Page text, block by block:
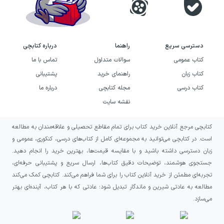
کوتاه ادبی، طنز تلخ، سوررئالیسم و روایت‌هایی با
نگاه اجتماعی علاقه دارید، این کتاب شما را با
وجهی فشرده و خلاقانه از نویسندگی او آشنا
می‌کند.
خرید کتاب مردی هست که عادت
دارد با چتر بکوبد توی سرم به چه
این کتاب برای خوانندگانی مناسب است که از
داستان‌های کوتاه غیرمتعارف و ادبیات
خیال‌پردازانه لذت می‌برند و دوست دارند در کنار
سرگرم‌شدن، با پرسش‌های جدی درباره جامعه و
زندگی انسانی روبه‌رو شوند. اگر به فضاهای
سورئال، روایت‌های غافلگیرکننده و شخصیت‌هایی
دسترسی سریع
کتاب عمومی
کتاب زبان
کتاب درسی
راهنما
سوالات متداول
راهنمای خرید
مجله کتابچی
نقشه سایت
درباره کتابچی
تماس با ما
پشتیبانی
درباره ما
کتابچی مرجع آنلاین خرید کتاب برای تمام مقاطع تحصیلی و علاقه‌مندان به مطالعه
است. در کتابچی می‌توانید به مجموعه‌ای کامل از کتاب‌های درسی، کنکوری، عمومی و
زبان دسترسی داشته باشید و با مقایسه قیمت‌ها، بهترین خرید را انجام دهید.
جستجوی هوشمند، توضیحات دقیق کتاب‌ها، ارسال سریع و پشتیبانی حرفه‌ای،
تجربه‌ای مطمئن از خرید آنلاین کتاب را برای شما فراهم می‌کند. کتابچی کمک می‌کند
مطالعه به عادتی شیرین و ماندگار تبدیل شود؛ عادتی که با هر کتاب، آینده‌ای بهتر
می‌سازد.